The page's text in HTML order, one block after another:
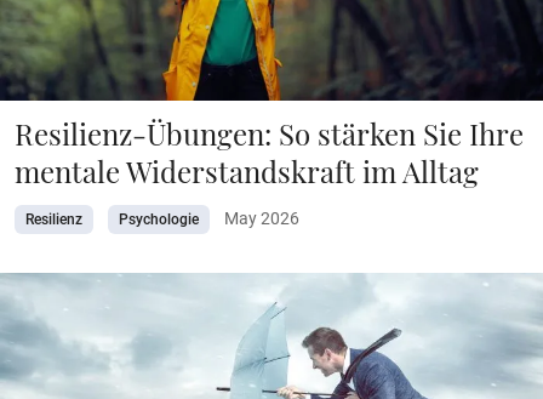
Resilienz-Übungen: So stärken Sie Ihre
mentale Widerstandskraft im Alltag
Resilienz Psychologie May 2026